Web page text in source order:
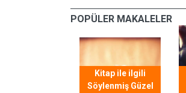
POPÜLER MAKALELER
Kitap ile ilgili
Söylenmiş Güzel